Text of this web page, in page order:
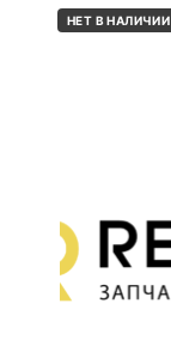
НЕТ В НАЛИЧИИ